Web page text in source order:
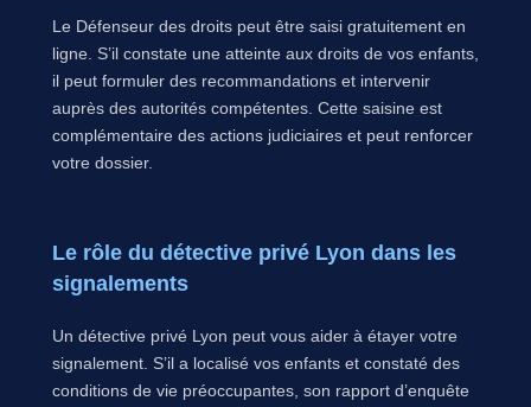
Le Défenseur des droits peut être saisi gratuitement en
ligne. S’il constate une atteinte aux droits de vos enfants,
il peut formuler des recommandations et intervenir
auprès des autorités compétentes. Cette saisine est
complémentaire des actions judiciaires et peut renforcer
votre dossier.
Le rôle du détective privé Lyon dans les
signalements
Un détective privé Lyon peut vous aider à étayer votre
signalement. S’il a localisé vos enfants et constaté des
conditions de vie préoccupantes, son rapport d’enquête